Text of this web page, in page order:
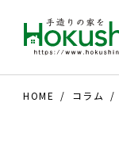
HOME コラム